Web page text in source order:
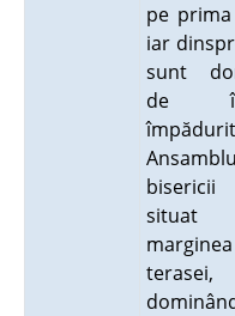
pe
iar
sunt
de
marginea
terasei,